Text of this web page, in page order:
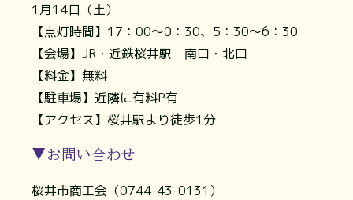
1月14日（土）
【点灯時間】17：00～0：30、5：30～6：30
【会場】JR・近鉄桜井駅 南口・北口
【料金】無料
【駐車場】近隣に有料P有
【アクセス】桜井駅より徒歩1分
▼お問い合わせ
桜井市商工会（0744-43-0131）